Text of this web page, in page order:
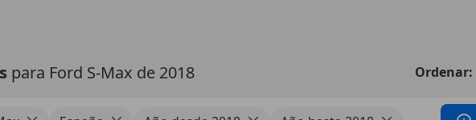
para Ford S-Max de 2018 Ordenar: